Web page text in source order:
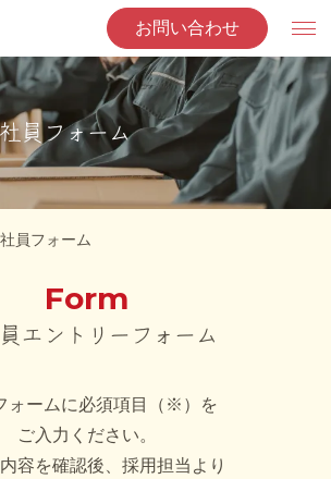
お問い合わせ
員フォーム
員フォーム
Form
エントリーフォーム
ォームに必須項目（※）を
ご入力ください。
容を確認後、採用担当より